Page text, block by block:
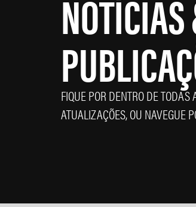
FIQUE POR DENTRO DE
ATUALIZAÇÕES, OU NAVEGUE